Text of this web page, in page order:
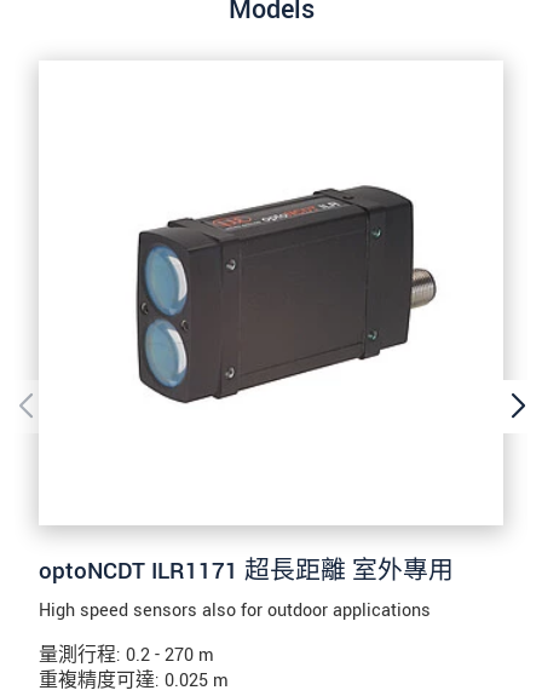
Models
optoNCDT ILR1171 超長距離 室外專用
High speed sensors also for outdoor applications
量測行程: 0.2 - 270 m
重複精度可達: 0.025 m